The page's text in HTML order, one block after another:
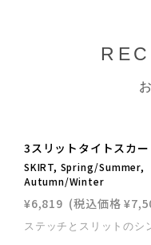
3スリットタイトスカー
SKIRT, Spring/Summer,
Autumn/Winter
¥6,819 (税込価格